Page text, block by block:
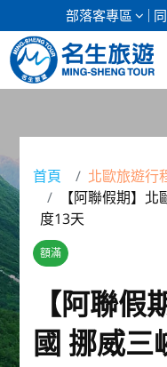
部落客專區
郵輪假期
海島假期
韓國
東南亞
首頁 北歐旅遊行
【阿聯假期】
度13天
額滿
【阿聯
國 挪威三